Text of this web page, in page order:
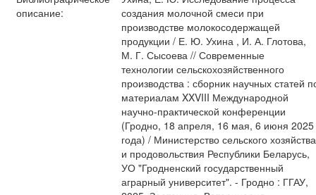
описание:
создания молочной смеси при
производстве молокосодержащей
продукции / Е. Ю. Ухина , И. А. Глотова,
М. Г. Сысоева // Современные
технологии сельскохозяйственного
производства : сборник научных статей
материалам XXVIII Международной
научно-практической конференции
(Гродно, 18 апреля, 16 мая, 6 июня 2025
года) / Министерство сельского хозяйства
и продовольствия Республики Беларусь,
УО "Гродненский государственный
аграрный университет". - Гродно : ГГАУ,